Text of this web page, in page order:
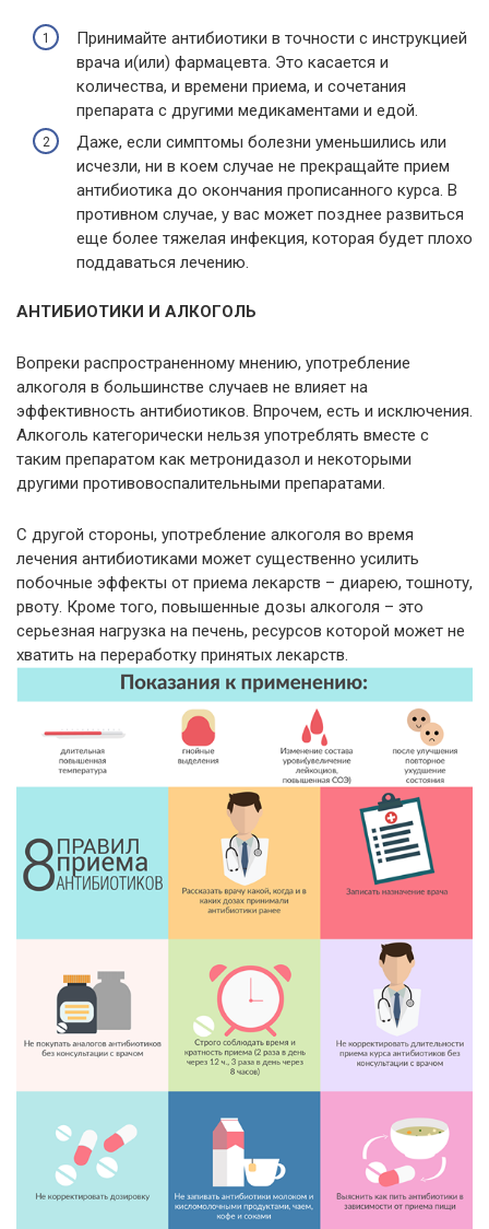
Принимайте антибиотики в точности с инструкцией
врача и(или) фармацевта. Это касается и
количества, и времени приема, и сочетания
препарата с другими медикаментами и едой.
Даже, если симптомы болезни уменьшились или
исчезли, ни в коем случае не прекращайте прием
антибиотика до окончания прописанного курса. В
противном случае, у вас может позднее развиться
еще более тяжелая инфекция, которая будет плохо
поддаваться лечению.
АНТИБИОТИКИ И АЛКОГОЛЬ
Вопреки распространенному мнению, употребление
алкоголя в большинстве случаев не влияет на
эффективность антибиотиков. Впрочем, есть и исключения.
Алкоголь категорически нельзя употреблять вместе с
таким препаратом как метронидазол и некоторыми
другими противовоспалительными препаратами.
С другой стороны, употребление алкоголя во время
лечения антибиотиками может существенно усилить
побочные эффекты от приема лекарств – диарею, тошноту,
рвоту. Кроме того, повышенные дозы алкоголя – это
серьезная нагрузка на печень, ресурсов которой может не
хватить на переработку принятых лекарств.